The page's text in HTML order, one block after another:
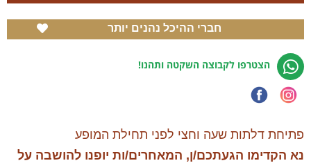
חברי ההיכל נהנים יותר
הצטרפו לקבוצה השקטה ותהנו!
פתיחת דלתות שעה וחצי לפני תחילת המופע
נא הקדימו הגעתכם/ן, המאחרים/ות יופנו להושבה על